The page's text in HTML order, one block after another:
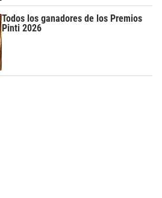
Todos los ganadores de los Premios
Pinti 2026